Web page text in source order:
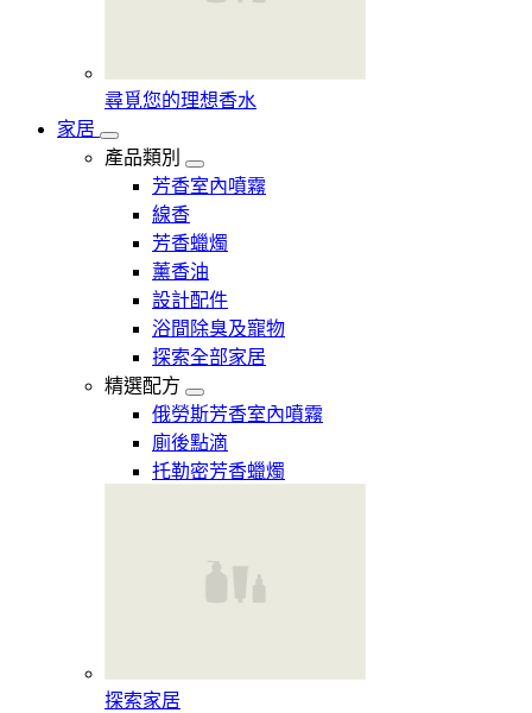
尋覓您的理想香水​
家居
產品類別
芳香室內噴霧
線香
芳香蠟燭
薰香油
設計配件
浴間除臭及寵物
探索全部家居
精選配方
俄勞斯芳香室內噴霧
廁後點滴
托勒密芳香蠟燭
探索家居